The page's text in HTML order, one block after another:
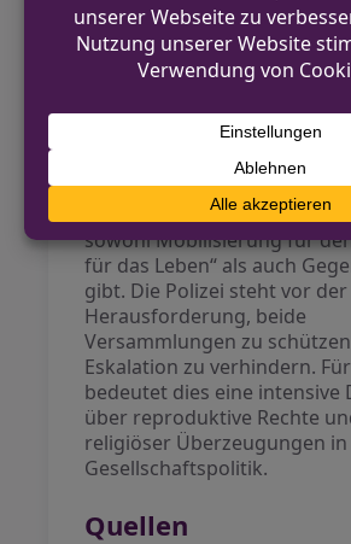
Vereinnahmung des
rechtsextreme Gruppen.
Ausblick für NRW
Die Demonstrationen in Köln
wie polarisiert die
Thema
berichtet, dass es
sowohl Mobilisierung für
für das Leben“ als auch
gibt. Die Polizei steht vor der
Herausforderung, beide
Versammlungen zu
Eskalation zu verhindern.
bedeutet dies eine intensive
über reproduktive Rechte
religiöser Überzeugungen
Gesellschaftspolitik.
Quellen